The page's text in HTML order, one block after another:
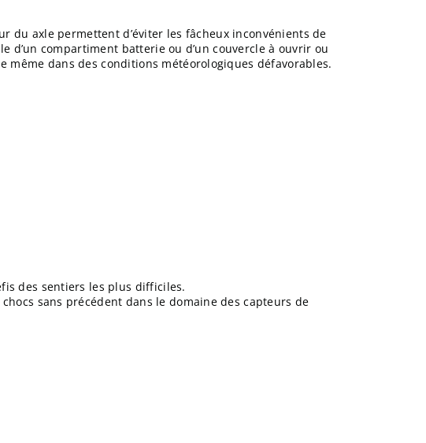
du axle permettent d’éviter les fâcheux inconvénients de
d’un compartiment batterie ou d’un couvercle à ouvrir ou
dans des conditions météorologiques défavorables.
des sentiers les plus difficiles.
sans précédent dans le domaine des capteurs de